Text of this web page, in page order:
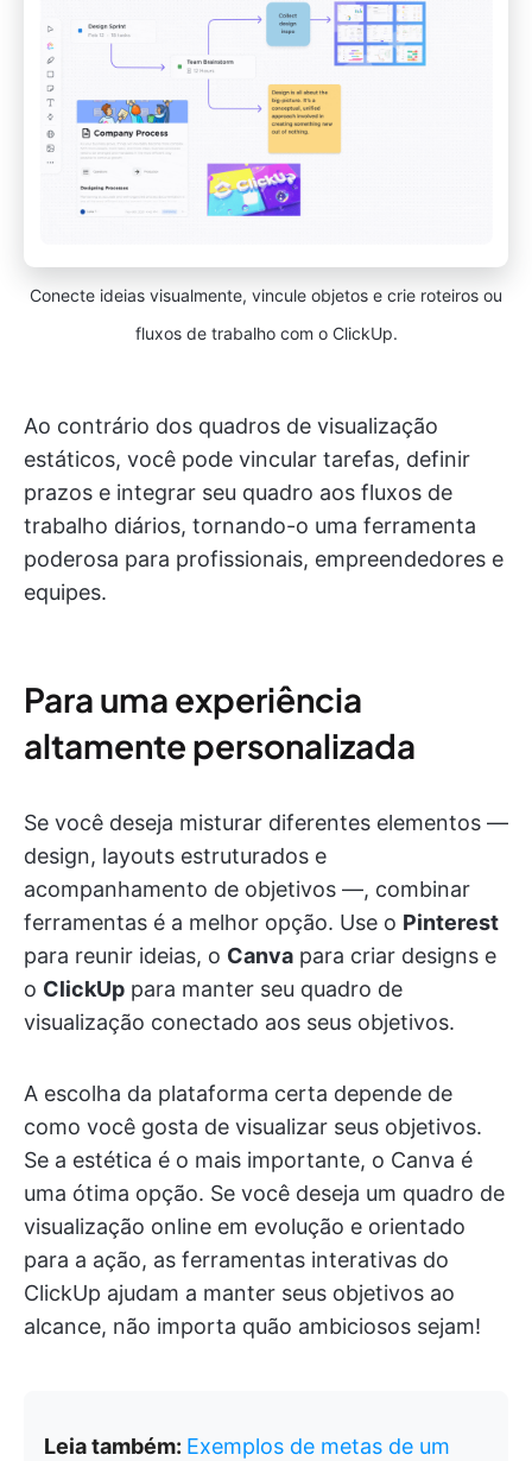
Conecte ideias visualmente, vincule objetos e crie roteiros ou
fluxos de trabalho com o ClickUp.
Ao contrário dos quadros de visualização
estáticos, você pode vincular tarefas, definir
prazos e integrar seu quadro aos fluxos de
trabalho diários, tornando-o uma ferramenta
poderosa para profissionais, empreendedores e
equipes.
Para uma experiência
altamente personalizada
Se você deseja misturar diferentes elementos —
design, layouts estruturados e
acompanhamento de objetivos —, combinar
ferramentas é a melhor opção. Use o Pinterest
para reunir ideias, o Canva para criar designs e
o ClickUp para manter seu quadro de
visualização conectado aos seus objetivos.
A escolha da plataforma certa depende de
como você gosta de visualizar seus objetivos.
Se a estética é o mais importante, o Canva é
uma ótima opção. Se você deseja um quadro de
visualização online em evolução e orientado
para a ação, as ferramentas interativas do
ClickUp ajudam a manter seus objetivos ao
alcance, não importa quão ambiciosos sejam!
Leia também: Exemplos de metas de um